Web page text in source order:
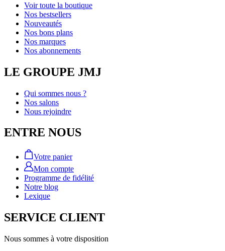
Voir toute la boutique
Nos bestsellers
Nouveautés
Nos bons plans
Nos marques
Nos abonnements
LE GROUPE JMJ
Qui sommes nous ?
Nos salons
Nous rejoindre
ENTRE NOUS
Votre panier
Mon compte
Programme de fidélité
Notre blog
Lexique
SERVICE CLIENT
Nous sommes à votre disposition